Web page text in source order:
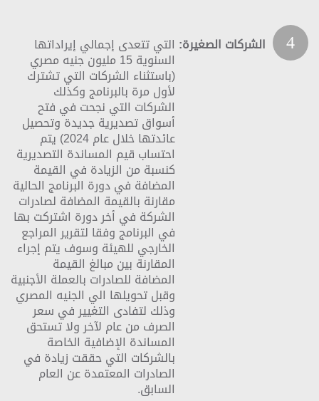
4 الشركات الصغيرة: التي تتعدى إجمالي إيراداتها
السنوية 15 مليون جنيه مصري
(باستثناء الشركات التي تشترك
لأول مرة بالبرنامج وكذلك
الشركات التي نجحت في فتح
أسواق تصديرية جديدة وتحصيل
عائدتها خلال عام 2024) يتم
احتساب قيم المساندة التصديرية
كنسبة من الزيادة في القيمة
المضافة في دورة البرنامج الحالية
مقارنة بالقيمة المضافة لصادرات
الشركة في أخر دورة اشتركت بها
في البرنامج وفقا لتقرير المراجع
الخارجي للهيئة وسوف يتم إجراء
المقارنة بين مبالغ القيمة
المضافة للصادرات بالعملة الأجنبية
وقبل تحويلها الي الجنيه المصري
وذلك لتفادى التغيير في سعر
الصرف من عام لآخر ولا تستحق
المساندة الإضافية الخاصة
بالشركات التي حققت زيادة في
الصادرات المعتمدة عن العام
السابق.